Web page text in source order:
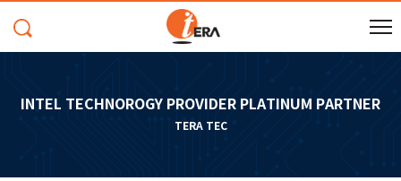
INTEL TECHNOROGY PROVIDER PLATINUM PARTNER
TERA TEC